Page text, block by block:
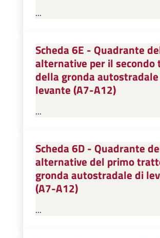
...
Scheda 6E - Quadrante
alternative per il
della gronda
levante (A7-A12)
...
Scheda 6D - Quadrante
alternative del primo
gronda autostradale di
(A7-A12)
...